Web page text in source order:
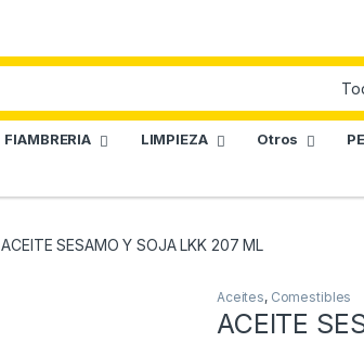
FIAMBRERIA LIMPIEZA Otros
ACEITE SESAMO Y SOJA LKK 207 ML
Aceites, Comestibles
ACEITE